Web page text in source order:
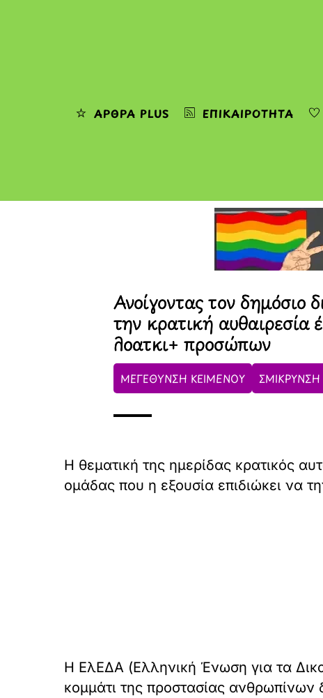
ΆΡΘΡΑ PLUS ΕΠΙΚΑΙΡΌΤΗΤΑ
Ανοίγοντας τον δημόσιο
την κρατική αυθαιρεσία
λοατκι+ προσώπων
ΜΕΓΕΘΥΝΣΗ ΚΕΙΜΕΝΟΥ
Η θεματική της ημερίδας κρατικός
ομάδας που η εξουσία επιδιώκει να
Η ΕλΕΔΑ (Ελληνική Ένωση για τα
κομμάτι της προστασίας ανθρωπίνων